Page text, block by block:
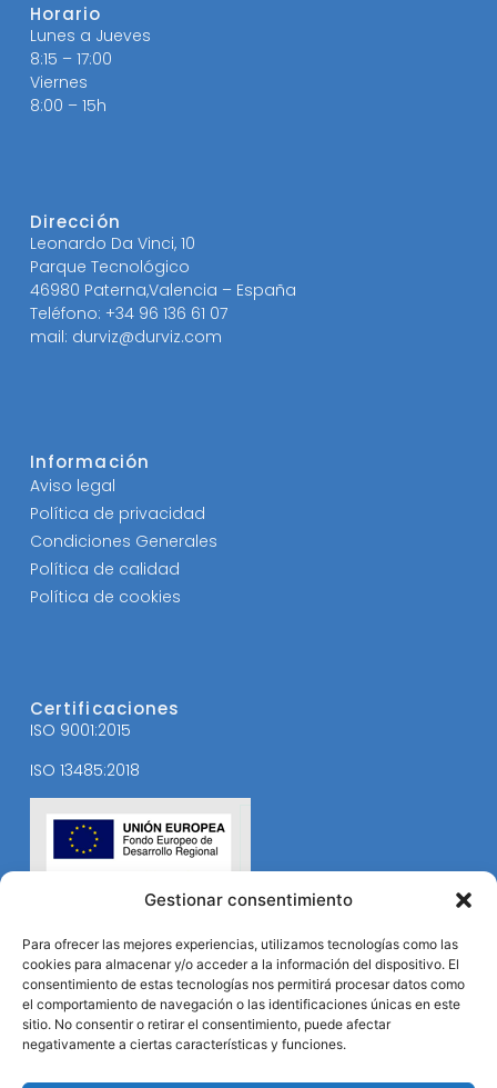
Gestionar consentimiento
Para ofrecer las mejores experiencias, utilizamos tecnologías como las
cookies para almacenar y/o acceder a la información del dispositivo. El
consentimiento de estas tecnologías nos permitirá procesar datos como
el comportamiento de navegación o las identificaciones únicas en este
sitio. No consentir o retirar el consentimiento, puede afectar
negativamente a ciertas características y funciones.
Horario
Lunes a Jueves
8:15 – 17:00
Viernes
8:00 – 15h
Dirección
Leonardo Da Vinci, 10
Parque Tecnológico
46980 Paterna,Valencia – España
Teléfono: +34 96 136 61 07
mail: durviz@durviz.com
Información
Aviso legal
Política de privacidad
Condiciones Generales
Política de calidad
Política de cookies
Certificaciones
ISO 9001:2015
ISO 13485:2018